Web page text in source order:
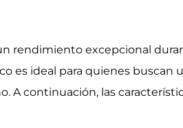
rendimiento excepcional
es ideal para quienes buscan
A continuación, las